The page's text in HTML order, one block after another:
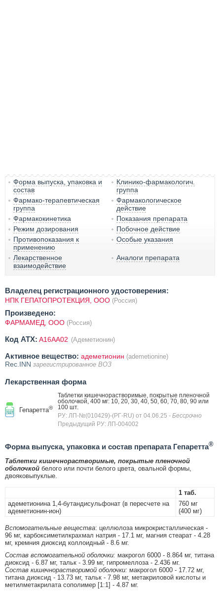
Форма выпуска, упаковка и
состав
Клинико-фармакологич.
группа
Фармако-терапевтическая
группа
Фармакологическое
действие
Фармакокинетика
Показания препарата
Режим дозирования
Побочное действие
Противопоказания к
применению
Особые указания
Лекарственное
взаимодействие
Аналоги препарата
Владелец регистрационного удостоверения:
НПК ГЕПАТОПРОТЕКЦИЯ, ООО (Россия)
Произведено:
ФАРМАМЕД, ООО (Россия)
Код ATX: A16AA02 (Адеметионин)
Активное вещество: адеметионин (ademetionine)
Rec.INN зарегистрированное ВОЗ
Лекарственная форма
Гепаретта®
Таблетки кишечнорастворимые, покрытые пленочной
оболочкой, 400 мг: 10, 20, 30, 40, 50, 60, 70, 80, 90 или
100 шт.
РУ: ЛП-№(010429)-(РГ-RU) от 04.06.25 - Бессрочно
Предыдущий РУ: ЛП-004002
Форма выпуска, упаковка и состав препарата Гепаретта®
Таблетки кишечнорастворимые, покрытые пленочной
оболочкой белого или почти белого цвета, овальной формы,
двояковыпуклые.
1 таб.
адеметионина 1,4-бутандисульфонат (в пересчете на
адеметионин-ион)
760 мг
(400 мг)
Вспомогательные вещества: целлюлоза микрокристаллическая -
96 мг, карбоксиметилкрахмал натрия - 17.1 мг, магния стеарат - 4.28
мг, кремния диоксид коллоидный - 8.6 мг.
Состав вспомогательной оболочки: макрогол 6000 - 8.864 мг, титана
диоксид - 6.87 мг, тальк - 3.99 мг, гипромеллоза - 2.436 мг.
Состав кишечнорастворимой оболочки: макрогол 6000 - 17.72 мг,
титана диоксид - 13.73 мг, тальк - 7.98 мг, метакриловой кислоты и
метилметакрилата сополимер [1:1] - 4.87 мг.